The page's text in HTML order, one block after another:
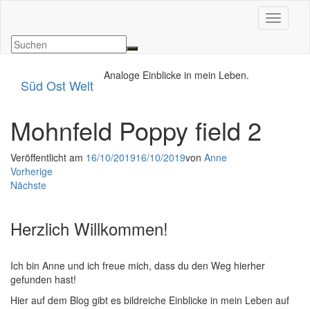
Süd Ost Welt
Analoge Einblicke in mein Leben.
Mohnfeld Poppy field 2
Veröffentlicht am 16/10/201916/10/2019von Anne
Vorherige
Nächste
Herzlich Willkommen!
Ich bin Anne und ich freue mich, dass du den Weg hierher
gefunden hast!
Hier auf dem Blog gibt es bildreiche Einblicke in mein Leben auf